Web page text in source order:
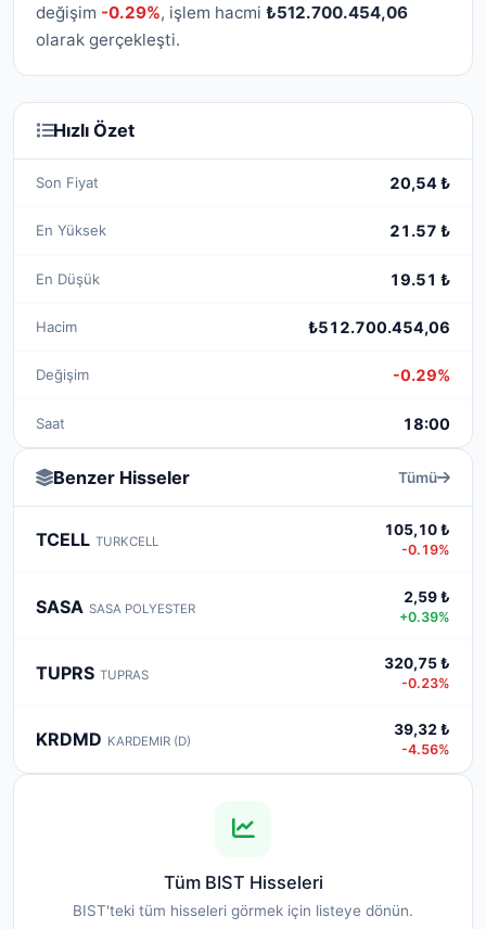
değişim -0.29%, işlem hacmi ₺512.700.454,06
olarak gerçekleşti.
Hızlı Özet
Son Fiyat 20,54 ₺
En Yüksek 21.57 ₺
En Düşük 19.51 ₺
Hacim ₺512.700.454,06
Değişim -0.29%
Saat 18:00
Benzer Hisseler Tümü
TCELL TURKCELL
105,10 ₺
-0.19%
SASA SASA POLYESTER
2,59 ₺
+0.39%
TUPRS TUPRAS
320,75 ₺
-0.23%
KRDMD KARDEMIR (D)
39,32 ₺
-4.56%
Tüm BIST Hisseleri
BIST'teki tüm hisseleri görmek için listeye dönün.